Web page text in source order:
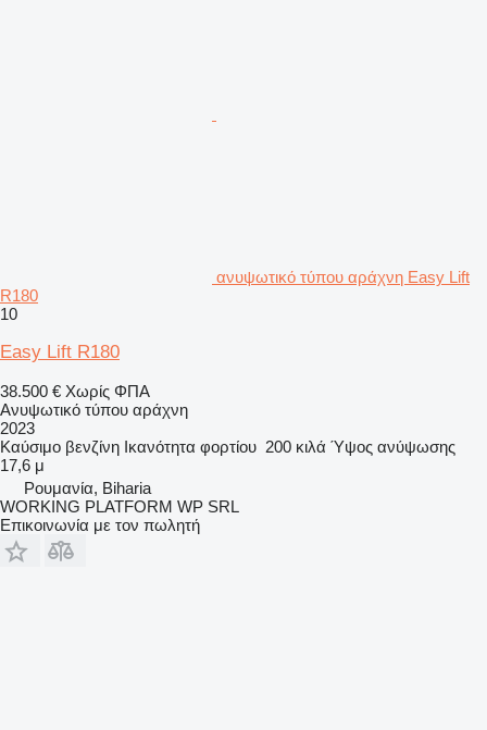
ανυψωτικό τύπου αράχνη Easy Lift
R180
10
Easy Lift R180
38.500 € Χωρίς ΦΠΑ
Ανυψωτικό τύπου αράχνη
2023
Καύσιμο βενζίνη Ικανότητα φορτίου 200 κιλά Ύψος ανύψωσης
17,6 μ
Ρουμανία, Biharia
WORKING PLATFORM WP SRL
Επικοινωνία με τον πωλητή